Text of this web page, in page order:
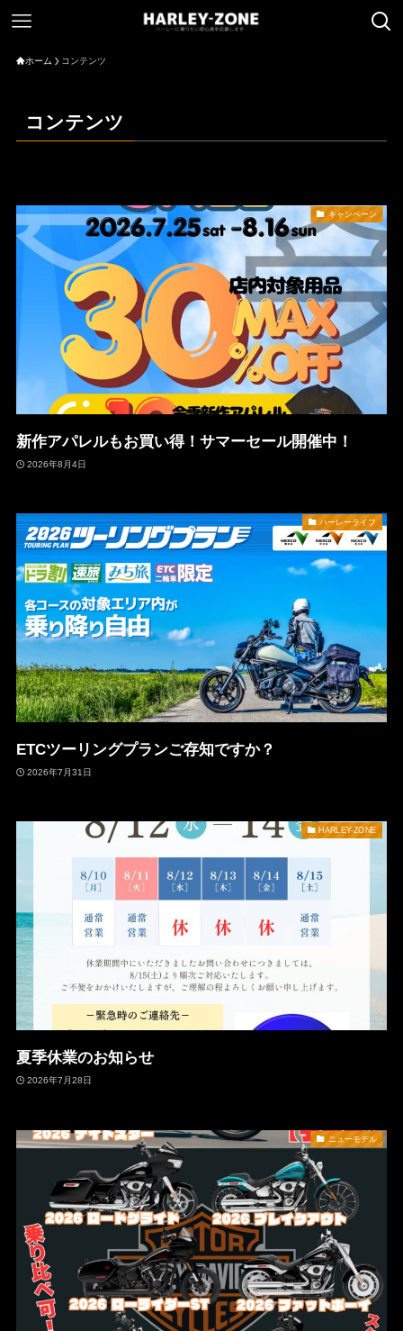
ホーム コンテンツ
コンテンツ
キャンペーン
新作アパレルもお買い得！サマーセール開催中！
2026年8月4日
ハーレーライフ
ETCツーリングプランご存知ですか？
2026年7月31日
HARLEY-ZONE
夏季休業のお知らせ
2026年7月28日
ニューモデル